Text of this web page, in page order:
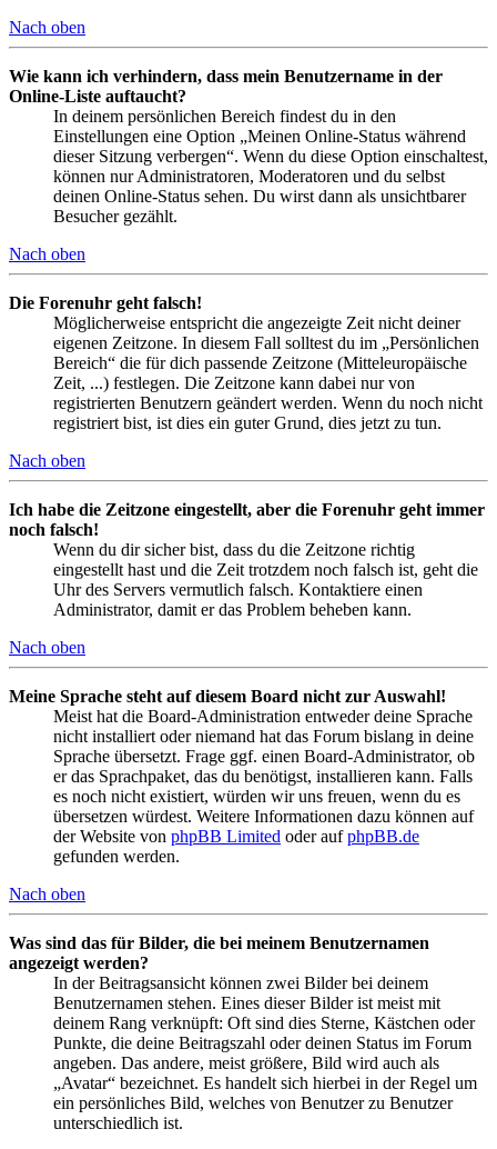
Nach oben
Wie kann ich verhindern, dass mein Benutzername in der
Online-Liste auftaucht?
In deinem persönlichen Bereich findest du in den
Einstellungen eine Option „Meinen Online-Status während
dieser Sitzung verbergen“. Wenn du diese Option einschaltest,
können nur Administratoren, Moderatoren und du selbst
deinen Online-Status sehen. Du wirst dann als unsichtbarer
Besucher gezählt.
Nach oben
Die Forenuhr geht falsch!
Möglicherweise entspricht die angezeigte Zeit nicht deiner
eigenen Zeitzone. In diesem Fall solltest du im „Persönlichen
Bereich“ die für dich passende Zeitzone (Mitteleuropäische
Zeit, ...) festlegen. Die Zeitzone kann dabei nur von
registrierten Benutzern geändert werden. Wenn du noch nicht
registriert bist, ist dies ein guter Grund, dies jetzt zu tun.
Nach oben
Ich habe die Zeitzone eingestellt, aber die Forenuhr geht immer
noch falsch!
Wenn du dir sicher bist, dass du die Zeitzone richtig
eingestellt hast und die Zeit trotzdem noch falsch ist, geht die
Uhr des Servers vermutlich falsch. Kontaktiere einen
Administrator, damit er das Problem beheben kann.
Nach oben
Meine Sprache steht auf diesem Board nicht zur Auswahl!
Meist hat die Board-Administration entweder deine Sprache
nicht installiert oder niemand hat das Forum bislang in deine
Sprache übersetzt. Frage ggf. einen Board-Administrator, ob
er das Sprachpaket, das du benötigst, installieren kann. Falls
es noch nicht existiert, würden wir uns freuen, wenn du es
übersetzen würdest. Weitere Informationen dazu können auf
der Website von phpBB Limited oder aufphpBB.de
gefunden werden.
Nach oben
Was sind das für Bilder, die bei meinem Benutzernamen
angezeigt werden?
In der Beitragsansicht können zwei Bilder bei deinem
Benutzernamen stehen. Eines dieser Bilder ist meist mit
deinem Rang verknüpft: Oft sind dies Sterne, Kästchen oder
Punkte, die deine Beitragszahl oder deinen Status im Forum
angeben. Das andere, meist größere, Bild wird auch als
„Avatar“ bezeichnet. Es handelt sich hierbei in der Regel um
ein persönliches Bild, welches von Benutzer zu Benutzer
unterschiedlich ist.